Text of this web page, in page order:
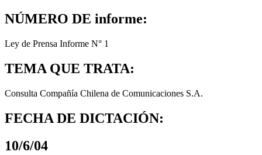
NÚMERO DE informe:
Ley de Prensa Informe N° 1
TEMA QUE TRATA:
Consulta Compañía Chilena de Comunicaciones S.A.
FECHA DE DICTACIÓN:
10/6/04